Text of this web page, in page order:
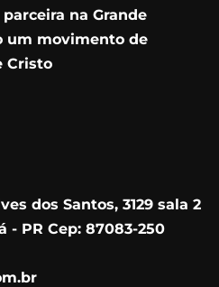
na Grande
um movimento de
Cristo
dos Santos, 3129 sala 2
- PR Cep: 87083-250